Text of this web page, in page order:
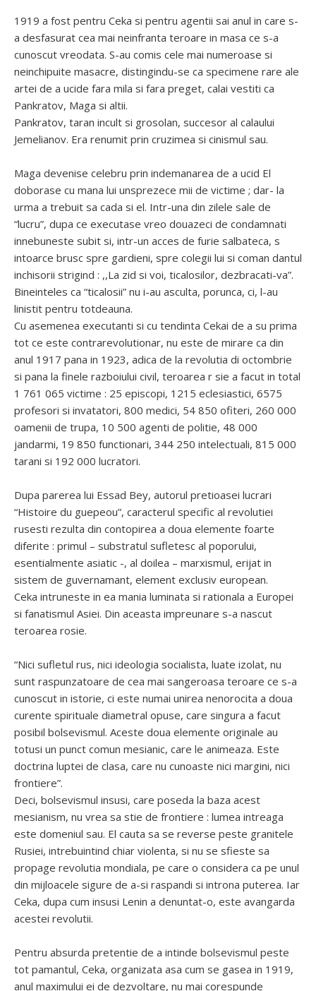
1919 a fost pentru Ceka si pentru agentii sai anul in care s-
a desfasurat cea mai neinfranta teroare in masa ce s-a
cunoscut vreodata. S-au comis cele mai numeroase si
neinchipuite masacre, distingindu-se ca specimene rare ale
artei de a ucide fara mila si fara preget, calai vestiti ca
Pankratov, Maga si altii.
Pankratov, taran incult si grosolan, succesor al calaului
Jemelianov. Era renumit prin cruzimea si cinismul sau.
Maga devenise celebru prin indemanarea de a ucid El
doborase cu mana lui unsprezece mii de victime ; dar- la
urma a trebuit sa cada si el. Intr-una din zilele sale de
“lucru”, dupa ce executase vreo douazeci de condamnati
innebuneste subit si, intr-un acces de furie salbateca, s
intoarce brusc spre gardieni, spre colegii lui si coman dantul
inchisorii strigind : ,,La zid si voi, ticalosilor, dezbracati-va”.
Bineinteles ca “ticalosii” nu i-au asculta, porunca, ci, l-au
linistit pentru totdeauna.
Cu asemenea executanti si cu tendinta Cekai de a su prima
tot ce este contrarevolutionar, nu este de mirare ca din
anul 1917 pana in 1923, adica de la revolutia di octombrie
si pana la finele razboiului civil, teroarea r sie a facut in total
1 761 065 victime : 25 episcopi, 1215 eclesiastici, 6575
profesori si invatatori, 800 medici, 54 850 ofiteri, 260 000
oamenii de trupa, 10 500 agenti de politie, 48 000
jandarmi, 19 850 functionari, 344 250 intelectuali, 815 000
tarani si 192 000 lucratori.
Dupa parerea lui Essad Bey, autorul pretioasei lucrari
“Histoire du guepeou”, caracterul specific al revolutiei
rusesti rezulta din contopirea a doua elemente foarte
diferite : primul – substratul sufletesc al poporului,
esentialmente asiatic -, al doilea – marxismul, erijat in
sistem de guvernamant, element exclusiv european.
Ceka intruneste in ea mania luminata si rationala a Europei
si fanatismul Asiei. Din aceasta impreunare s-a nascut
teroarea rosie.
“Nici sufletul rus, nici ideologia socialista, luate izolat, nu
sunt raspunzatoare de cea mai sangeroasa teroare ce s-a
cunoscut in istorie, ci este numai unirea nenorocita a doua
curente spirituale diametral opuse, care singura a facut
posibil bolsevismul. Aceste doua elemente originale au
totusi un punct comun mesianic, care le animeaza. Este
doctrina luptei de clasa, care nu cunoaste nici margini, nici
frontiere”.
Deci, bolsevismul insusi, care poseda la baza acest
mesianism, nu vrea sa stie de frontiere : lumea intreaga
este domeniul sau. El cauta sa se reverse peste granitele
Rusiei, intrebuintind chiar violenta, si nu se sfieste sa
propage revolutia mondiala, pe care o considera ca pe unul
din mijloacele sigure de a-si raspandi si introna puterea. Iar
Ceka, dupa cum insusi Lenin a denuntat-o, este avangarda
acestei revolutii.
Pentru absurda pretentie de a intinde bolsevismul peste
tot pamantul, Ceka, organizata asa cum se gasea in 1919,
anul maximului ei de dezvoltare, nu mai corespunde